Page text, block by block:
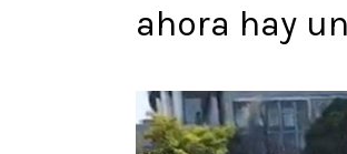
ahora hay